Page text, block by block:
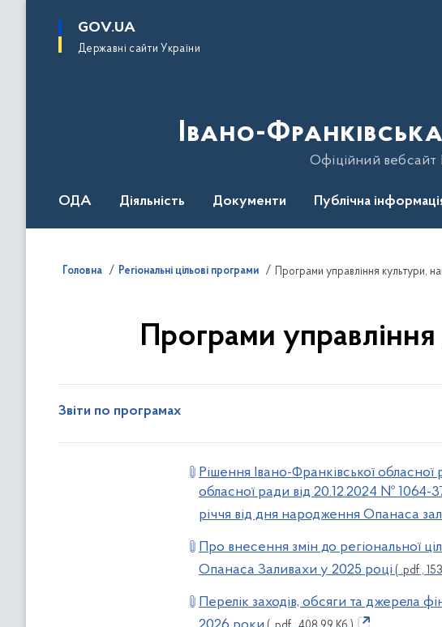
основного
GOV.UA
Державні сайти України
Івано-
Офіційний вебсайт
ОДА Діяльність Документи Публічна
Головна Регіональні цільові програми Програми управління культури,
Програми управління
Звіти по програмах
Рішення Івано-Франківської
обласної ради від 20.12.2024 № 1064-
річчя від дня народження Опанаса
Про внесення змін до регіональної
Опанаса Заливахи у 2025 році ( .pdf ,
Перелік заходів, обсяги та джерела